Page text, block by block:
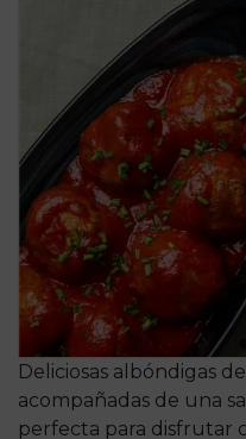
Deliciosas albóndigas
acompañadas de una
perfecta para disfrutar